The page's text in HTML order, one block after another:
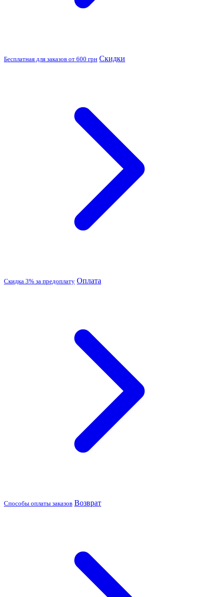
Бесплатная для заказов от 600 грн Скидки
Скидка 3% за предоплату Оплата
Способы оплаты заказов Возврат